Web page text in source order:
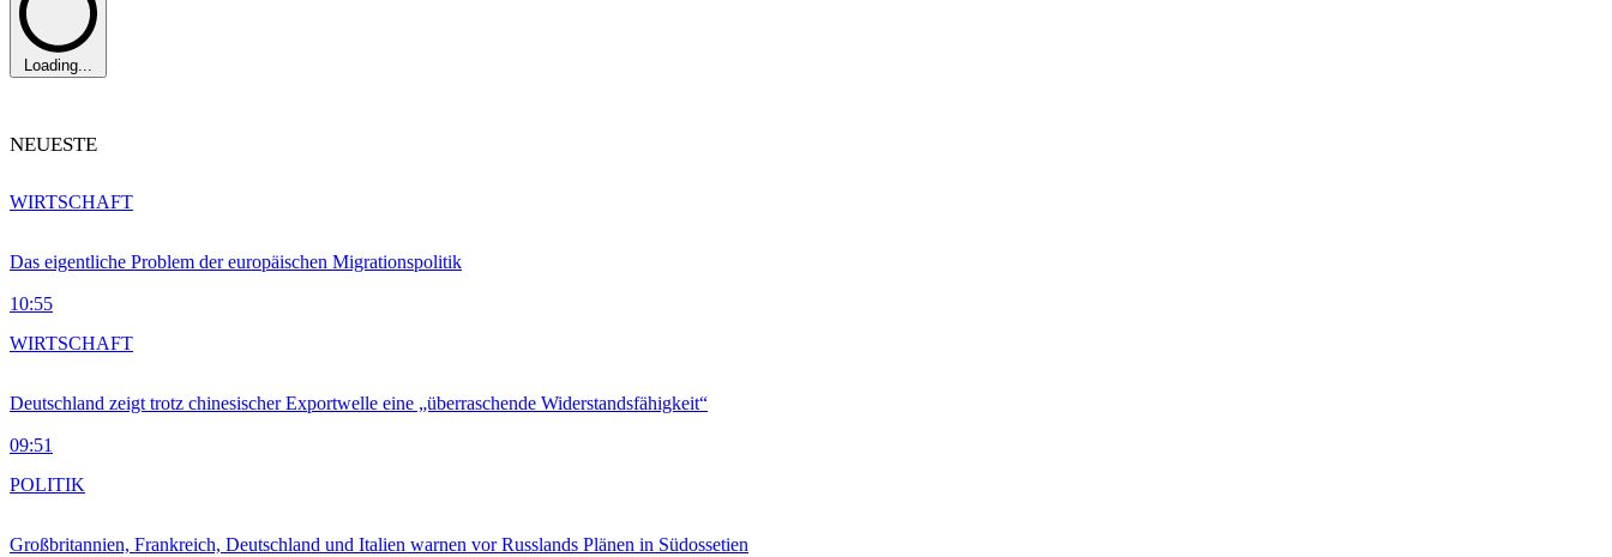
Loading...
NEUESTE
Das eigentliche Problem der europäischen Migrationspolitik
10:55
WIRTSCHAFT
Deutschland zeigt trotz chinesischer Exportwelle eine „überraschende Widerstandsfähigkeit“
09:51
WIRTSCHAFT
Großbritannien, Frankreich, Deutschland und Italien warnen vor Russlands Plänen in Südossetien
POLITIK